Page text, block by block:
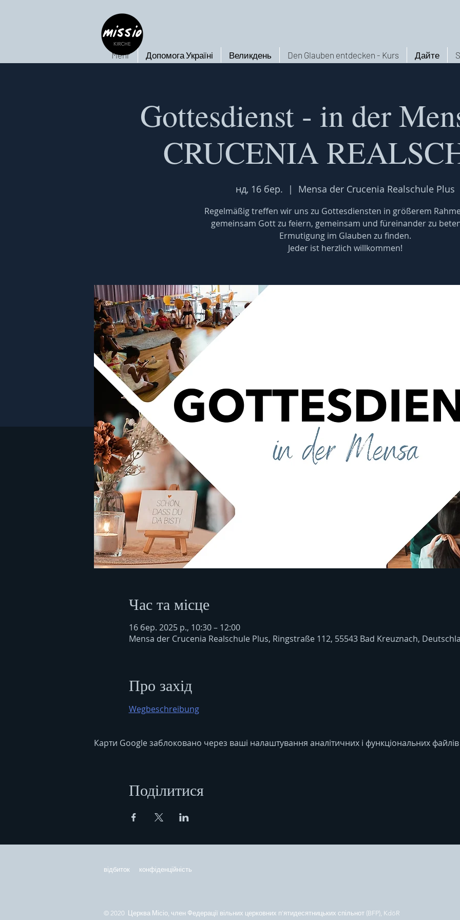
Дайте
Den Glauben entdecken - Kurs
Великдень
Допомога Україні
Mehr
Gottesdienst - in der
CRUCENIA
нд, 16 бер.
  |
Mensa der Crucenia Realschule Plus
Regelmäßig treffen wir uns zu Gottesdiensten in größerem
gemeinsam Gott zu feiern, gemeinsam und füreinander zu
Ermutigung im Glauben zu finden.
Jeder ist herzlich willkommen!
Час та місце
16 бер. 2025 р., 10:30 – 12:00
Mensa der Crucenia Realschule Plus, Ringstraße 112, 55543 Bad Kreuznach,
Про захід
Wegbeschreibung
Карти Google заблоковано через ваші налаштування аналітичних і функціональних
Поділитися
відбиток конфіденційність
© 2020 Церква Місіо, член Федерації вільних церковних п'ятидесятницьких спільнот (BFP), KdöR